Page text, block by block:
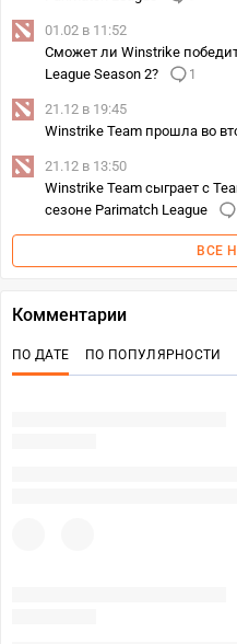
01.02 в 11:52
Сможет ли Winstrike
League Season 2?
1
21.12 в 19:45
Winstrike Team прошла во
21.12 в 13:50
Winstrike Team сыграет с
сезоне Parimatch League
ВСЕ
Комментарии
ПО ДАТЕ ПО ПОПУЛЯРНОСТИ